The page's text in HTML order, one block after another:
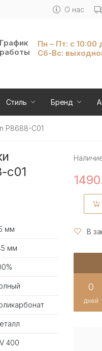
О нас
График
работы
Пн – Пт: с 10:00
Сб-Вс:
Стиль Бренд
P8688-C01
c01
мм
мм
400
В
0
дней